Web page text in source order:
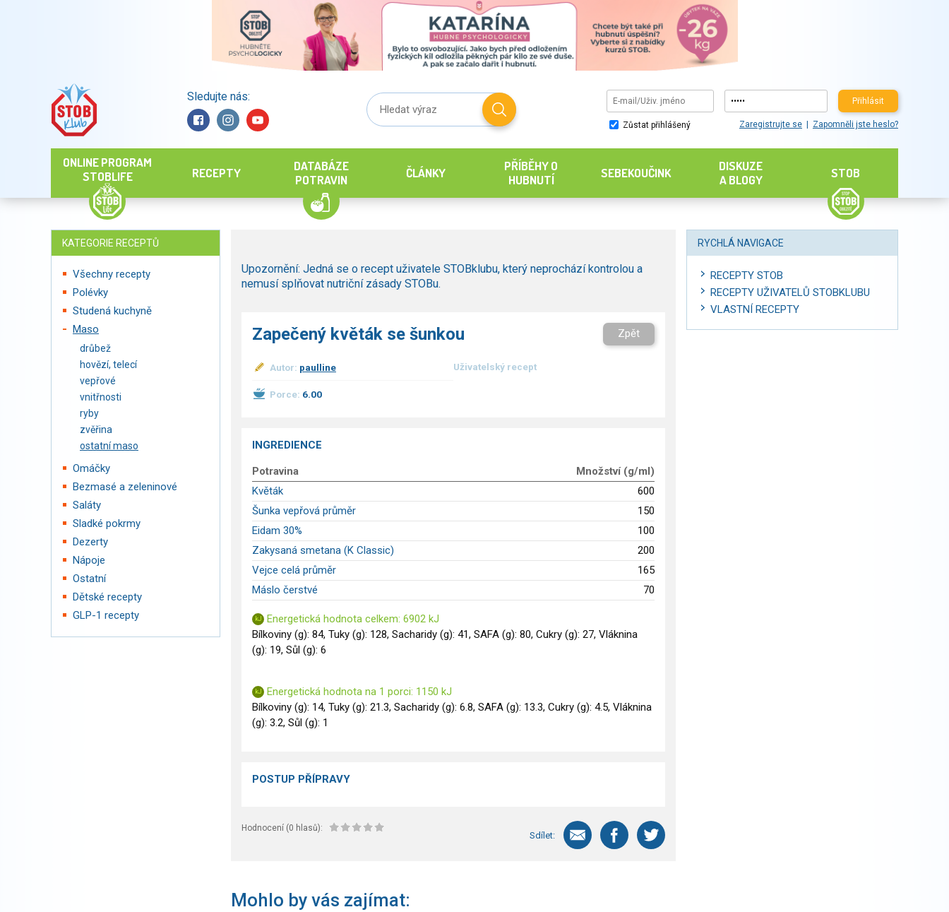
Sledujte nás: Přihlásit
Zůstat přihlášený Zaregistrujte se Zapomněli jste heslo?
ONLINE PROGRAM
STOBLIFE
RECEPTY
DATABÁZE
POTRAVIN
ČLÁNKY
PŘÍBĚHY O
HUBNUTÍ
SEBEKOUČINK
DISKUZE
A BLOGY
STOB
KATEGORIE RECEPTŮ
Všechny recepty
Polévky
Studená kuchyně
Maso
drůbež
hovězí, telecí
vepřové
vnitřnosti
ryby
zvěřina
ostatní maso
Omáčky
Bezmasé a zeleninové
Saláty
Sladké pokrmy
Dezerty
Nápoje
Ostatní
Dětské recepty
GLP-1 recepty
Upozornění: Jedná se o recept uživatele STOBklubu, který neprochází kontrolou a
nemusí splňovat nutriční zásady STOBu.
Zapečený květák se šunkou Zpět
Autor: paulline Uživatelský recept
Porce: 6.00
INGREDIENCE
Potravina
Množství (g/ml)
Květák
600
Šunka vepřová průměr
150
Eidam 30%
100
Zakysaná smetana (K Classic)
200
Vejce celá průměr
165
Máslo čerstvé
70
Energetická hodnota celkem: 6902 kJ
Bílkoviny (g): 84, Tuky (g): 128, Sacharidy (g): 41, SAFA (g): 80, Cukry (g): 27, Vláknina
(g): 19, Sůl (g): 6
Energetická hodnota na 1 porci: 1150 kJ
Bílkoviny (g): 14, Tuky (g): 21.3, Sacharidy (g): 6.8, SAFA (g): 13.3, Cukry (g): 4.5, Vláknina
(g): 3.2, Sůl (g): 1
POSTUP PŘÍPRAVY
Hodnocení (0 hlasů):
Sdílet:
Mohlo by vás zajímat:
RYCHLÁ NAVIGACE
RECEPTY STOB
RECEPTY UŽIVATELŮ STOBKLUBU
VLASTNÍ RECEPTY